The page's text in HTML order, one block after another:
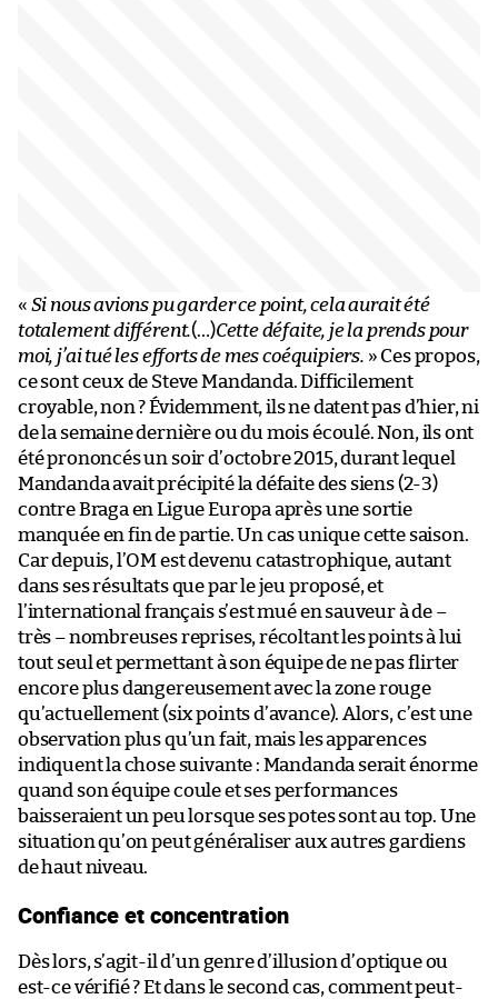
« Si nous avions pu garder ce point, cela aurait été
totalement différent.(…)Cette défaite, je la prends pour
moi, j’ai tué les efforts de mes coéquipiers. » Ces propos,
ce sont ceux de Steve Mandanda. Difficilement
croyable, non ? Évidemment, ils ne datent pas d’hier, ni
de la semaine dernière ou du mois écoulé. Non, ils ont
été prononcés un soir d’octobre 2015, durant lequel
Mandanda avait précipité la défaite des siens (2-3)
contre Braga en Ligue Europa après une sortie
manquée en fin de partie. Un cas unique cette saison.
Car depuis, l’OM est devenu catastrophique, autant
dans ses résultats que par le jeu proposé, et
l’international français s’est mué en sauveur à de –
très – nombreuses reprises, récoltant les points à lui
tout seul et permettant à son équipe de ne pas flirter
encore plus dangereusement avec la zone rouge
qu’actuellement (six points d’avance). Alors, c’est une
observation plus qu’un fait, mais les apparences
indiquent la chose suivante : Mandanda serait énorme
quand son équipe coule et ses performances
baisseraient un peu lorsque ses potes sont au top. Une
situation qu’on peut généraliser aux autres gardiens
de haut niveau.
Confiance et concentration
Dès lors, s’agit-il d’un genre d’illusion d’optique ou
est-ce vérifié ? Et dans le second cas, comment peut-